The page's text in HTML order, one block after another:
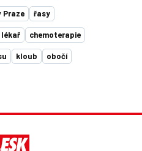
Praze řasy
lékař chemoterapie
kloub obočí